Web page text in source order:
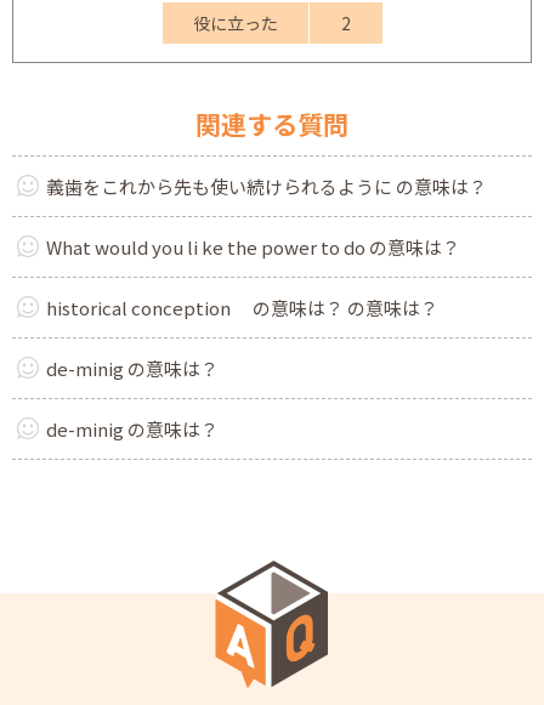
役に立った 2
関連する質問
義歯をこれから先も使い続けられるように の意味は？
What would you li ke the power to do の意味は？
historical conception の意味は？ の意味は？
de-minig の意味は？
de-minig の意味は？